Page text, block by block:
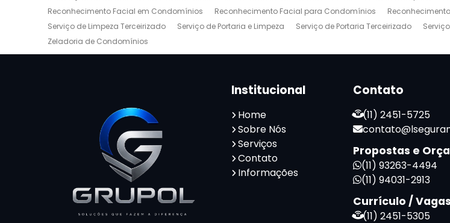
Reconhecimento Facial em Condomínios
Reconhecimento Facial para Condomínios
Serviço de Limpeza Terceirizado
Serviço de Portaria e Limpeza Serviço de Portaria Terceirizado
Zeladoria de Condomínios
Institucional
Home
Sobre Nós
Serviços
Contato
Informações
Contato
(11) 2451-5725
Propostas e
(11) 93263-4494
(11) 94031-2913
Currículo / Vagas
(11) 2451-5305